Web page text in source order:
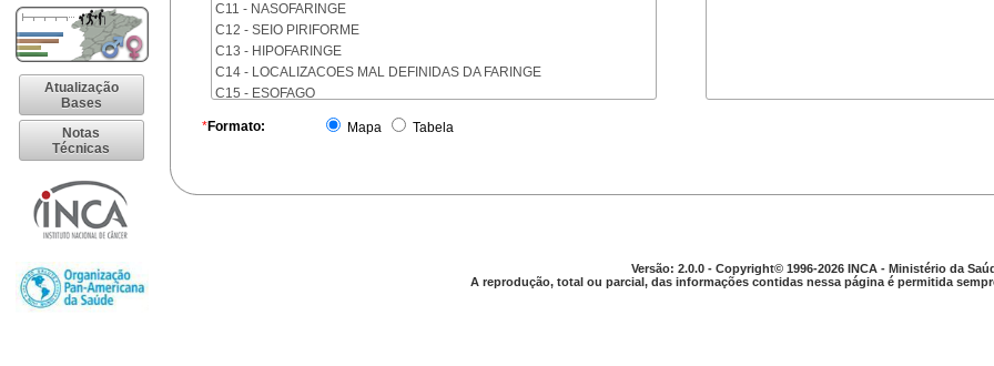
Atualização
Bases
Notas
Técnicas
C11 - NASOFARINGE
C12 - SEIO PIRIFORME
C13 - HIPOFARINGE
C14 - LOCALIZACOES MAL DEFINIDAS DA FARINGE
C15 - ESOFAGO
C17 - INTESTINO DELGADO
C20 - RETO
C24 - OUTRAS PARTES DAS VIAS BILIARES
*Formato: Mapa Tabela
Versão: 2.0.0 - Copyright© 1996-2026 INCA - Ministério da
A reprodução, total ou parcial, das informações contidas nessa página é permitida